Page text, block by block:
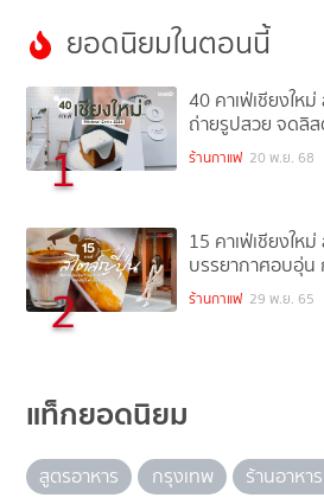
ยอดนิยมในตอนนี้
1
40 คาเฟ่เชียงให
ถ่ายรูปสวย จดลิ
ร้านกาแฟ 20 พ.ย. 68
2
15 คาเฟ่เชียงให
บรรยากาศอบอุ่น
ร้านกาแฟ 29 พ.ย. 65
แท็กยอดนิยม
สูตรอาหาร กรุงเทพ
ร้านอาหา